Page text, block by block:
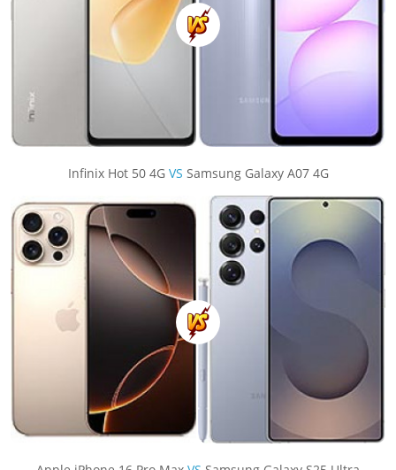
Infinix Hot 50 4G VS Samsung Galaxy A07 4G